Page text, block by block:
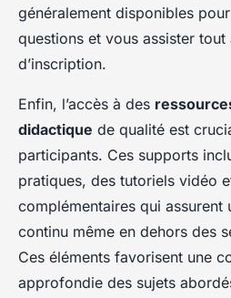
généralement disponibles
questions et vous assister
d’inscription.
Enfin, l’accès à des
didactique de qualité est
participants. Ces supports
pratiques, des tutoriels vidéo
complémentaires qui assurent
continu même en dehors des
Ces éléments favorisent une
approfondie des sujets